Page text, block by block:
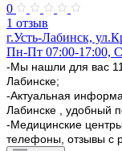
0
1 отзыв
г.Усть-Лабинск,
Пн-Пт 07:00-17:00,
-Мы нашли для вас 11
Лабинске;
-Актуальная
Лабинске , удобный
-Медицинские
телефоны, отзывы с